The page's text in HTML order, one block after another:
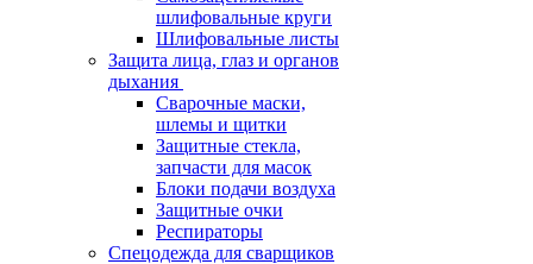
шлифовальные круги
Шлифовальные листы
Защита лица, глаз и органов
дыхания
Сварочные маски,
шлемы и щитки
Защитные стекла,
запчасти для масок
Блоки подачи воздуха
Защитные очки
Респираторы
Спецодежда для сварщиков